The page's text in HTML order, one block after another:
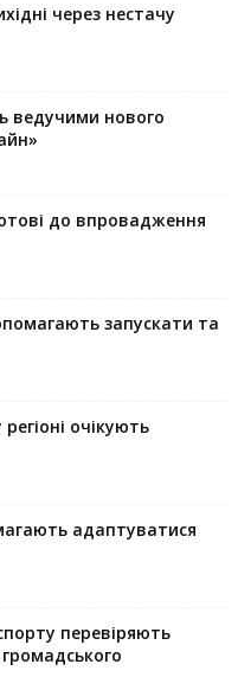
через нестачу
ведучими нового
до впровадження
запускaти та
очікують
адаптуватися
перевіряють